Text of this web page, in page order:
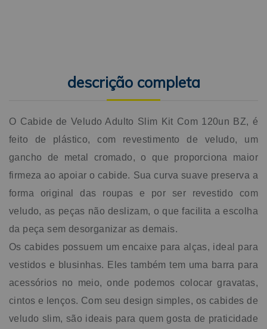
descrição completa
O Cabide de Veludo Adulto Slim Kit Com 120un BZ, é
feito de plástico, com revestimento de veludo, um
gancho de metal cromado, o que proporciona maior
firmeza ao apoiar o cabide. Sua curva suave preserva a
forma original das roupas e por ser revestido com
veludo, as peças não deslizam, o que facilita a escolha
da peça sem desorganizar as demais.
Os cabides possuem um encaixe para alças, ideal para
vestidos e blusinhas. Eles também tem uma barra para
acessórios no meio, onde podemos colocar gravatas,
cintos e lenços. Com seu design simples, os cabides de
veludo slim, são ideais para quem gosta de praticidade